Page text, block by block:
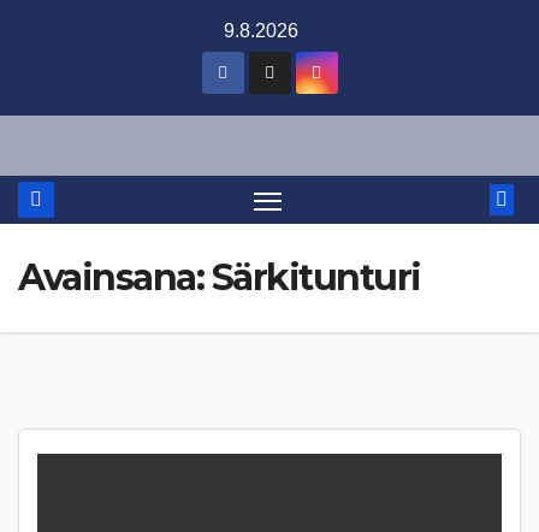
9.8.2026
Avainsana:Särkitunturi